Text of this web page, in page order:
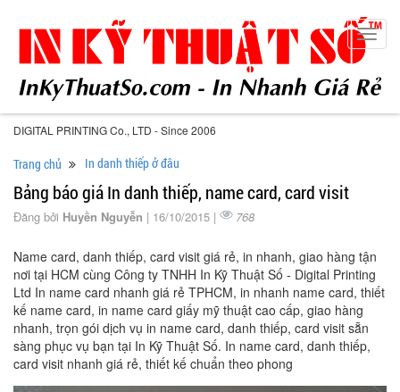
DIGITAL PRINTING Co., LTD - Since 2006
Trang chủ In danh thiếp ở đâu
Bảng báo giá In danh thiếp, name card, card visit
Đăng bởi Huyền Nguyễn | 16/10/2015 | 768
Name card, danh thiếp, card visit giá rẻ, in nhanh, giao hàng tận
nơi tại HCM cùng Công ty TNHH In Kỹ Thuật Số - Digital Printing
Ltd In name card nhanh giá rẻ TPHCM, in nhanh name card, thiết
kế name card, in name card giấy mỹ thuật cao cấp, giao hàng
nhanh, trọn gói dịch vụ in name card, danh thiếp, card visit sẵn
sàng phục vụ bạn tại In Kỹ Thuật Số. In name card, danh thiếp,
card visit nhanh giá rẻ, thiết kế chuẩn theo phong